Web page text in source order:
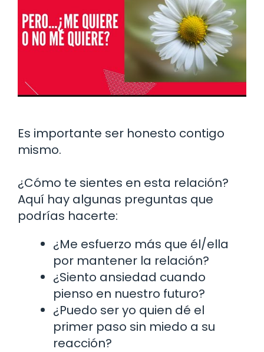
Es importante ser honesto contigo
mismo.
¿Cómo te sientes en esta relación?
Aquí hay algunas preguntas que
podrías hacerte:
¿Me esfuerzo más que él/ella
por mantener la relación?
¿Siento ansiedad cuando
pienso en nuestro futuro?
¿Puedo ser yo quien dé el
primer paso sin miedo a su
reacción?